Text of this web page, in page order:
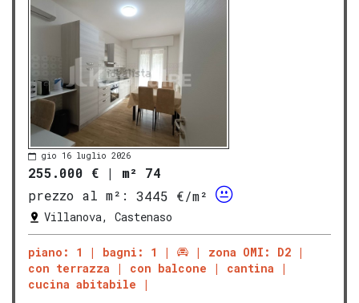
gio 16 luglio 2026
255.000 € | m² 74
prezzo al m²:
3445 €/m²
Villanova, Castenaso
piano: 1 bagni: 1
zona OMI: D2
con terrazza
con balcone
cantina
cucina abitabile